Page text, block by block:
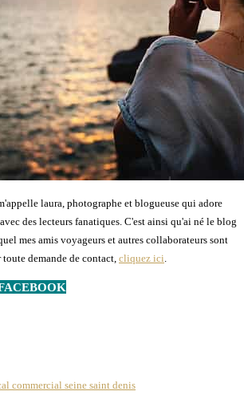
laura, photographe et blogueuse qui adore
des lecteurs fanatiques. C'est ainsi qu'ai né le blog
mes amis voyageurs et autres collaborateurs sont
demande de contact, cliquez ici.
commercial seine saint denis